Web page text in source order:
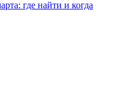
где найти и когда